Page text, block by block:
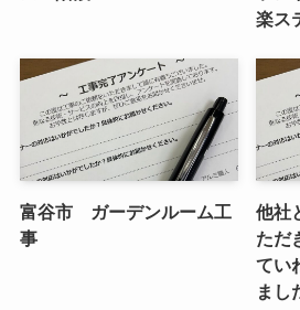
楽ス
富谷市 ガーデンルーム工
事
他社
ただ
てい
まし